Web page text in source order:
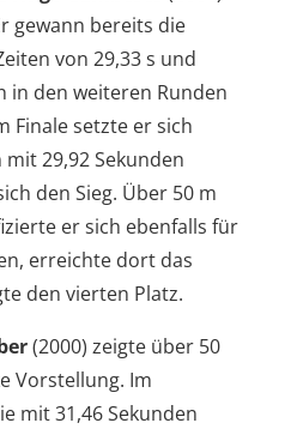
gewann bereits die
von 29,33 s und
in den weiteren Runden
Finale setzte er sich
29,92 Sekunden
den Sieg. Über 50 m
er sich ebenfalls für
erreichte dort das
den vierten Platz.
(2000) zeigte über 50
Vorstellung. Im
mit 31,46 Sekunden